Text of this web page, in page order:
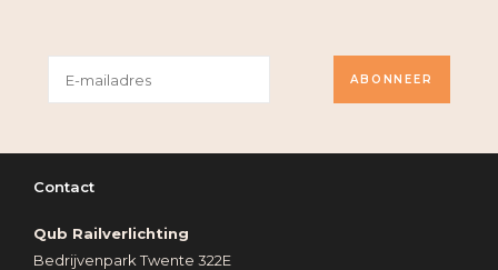
ABONNEER
Contact
Qub Railverlichting
Bedrijvenpark Twente 322E